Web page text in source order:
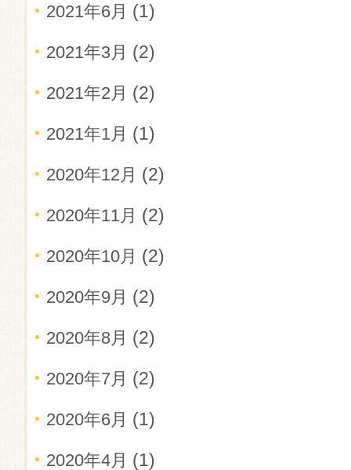
2021年6月 (1)
2021年3月 (2)
2021年2月 (2)
2021年1月 (1)
2020年12月 (2)
2020年11月 (2)
2020年10月 (2)
2020年9月 (2)
2020年8月 (2)
2020年7月 (2)
2020年6月 (1)
2020年4月 (1)